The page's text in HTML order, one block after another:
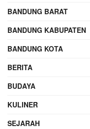
BANDUNG BARAT
BANDUNG KABUPATEN
BANDUNG KOTA
BERITA
BUDAYA
KULINER
SEJARAH